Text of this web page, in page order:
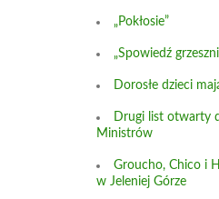
„Pokłosie”
„Spowiedź
Dorosłe dzieci
Drugi list otwarty
Ministrów
Groucho, Chico i
w Jeleniej Górze